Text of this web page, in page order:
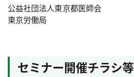
公益社団法人東京都医師会
東京労働局
セミナー開催チラシ等